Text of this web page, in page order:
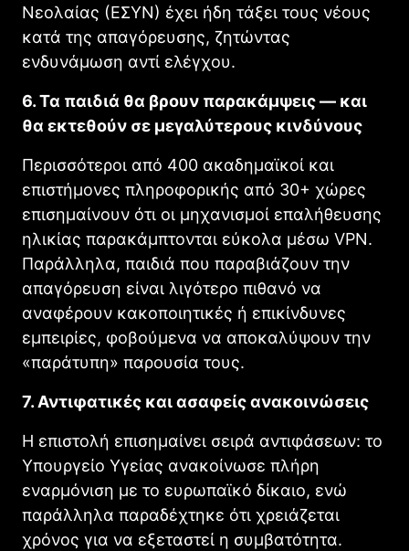
Νεολαίας (ΕΣΥΝ) έχει ήδη τάξει τους νέους
κατά της απαγόρευσης, ζητώντας
ενδυνάμωση αντί ελέγχου.
6. Τα παιδιά θα βρουν παρακάμψεις — και
θα εκτεθούν σε μεγαλύτερους κινδύνους
Περισσότεροι από 400 ακαδημαϊκοί και
επιστήμονες πληροφορικής από 30+ χώρες
επισημαίνουν ότι οι μηχανισμοί επαλήθευσης
ηλικίας παρακάμπτονται εύκολα μέσω VPN.
Παράλληλα, παιδιά που παραβιάζουν την
απαγόρευση είναι λιγότερο πιθανό να
αναφέρουν κακοποιητικές ή επικίνδυνες
εμπειρίες, φοβούμενα να αποκαλύψουν την
«παράτυπη» παρουσία τους.
7. Αντιφατικές και ασαφείς ανακοινώσεις
Η επιστολή επισημαίνει σειρά αντιφάσεων: το
Υπουργείο Υγείας ανακοίνωσε πλήρη
εναρμόνιση με το ευρωπαϊκό δίκαιο, ενώ
παράλληλα παραδέχτηκε ότι χρειάζεται
χρόνος για να εξεταστεί η συμβατότητα.